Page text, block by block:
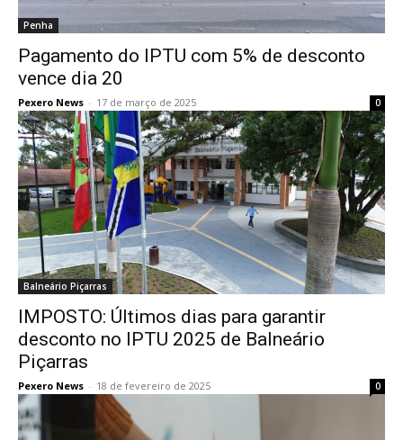
Penha
Pagamento do IPTU com 5% de desconto
vence dia 20
Pexero News - 17 de março de 2025 0
Balneário Piçarras
IMPOSTO: Últimos dias para garantir
desconto no IPTU 2025 de Balneário
Piçarras
Pexero News - 18 de fevereiro de 2025 0